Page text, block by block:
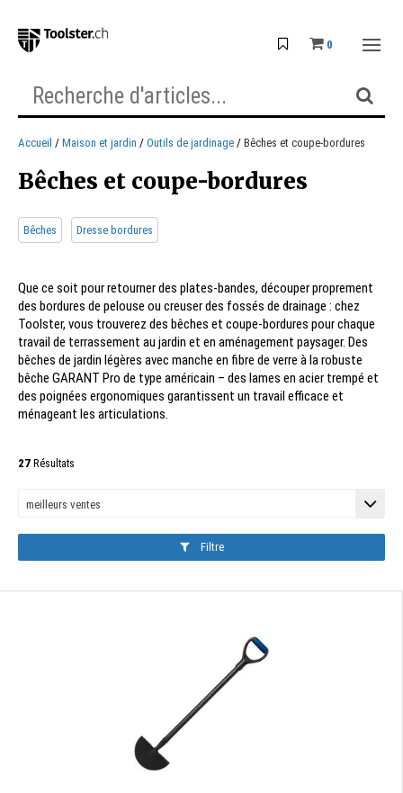
0
Accueil Maison et jardin Outils de jardinage Bêches et coupe-bordures
Bêches et coupe-bordures
Bêches Dresse bordures
Que ce soit pour retourner des plates-bandes, découper proprement
des bordures de pelouse ou creuser des fossés de drainage : chez
Toolster, vous trouverez des bêches et coupe-bordures pour chaque
travail de terrassement au jardin et en aménagement paysager. Des
bêches de jardin légères avec manche en fibre de verre à la robuste
bêche GARANT Pro de type américain – des lames en acier trempé et
des poignées ergonomiques garantissent un travail efficace et
ménageant les articulations.
27 Résultats
Filtre